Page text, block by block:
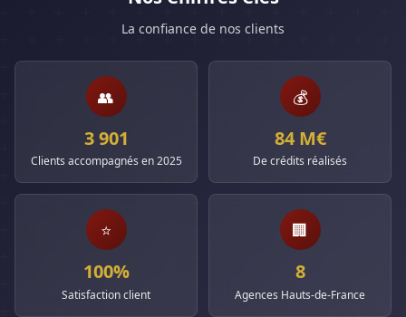
La confiance de nos clients
👥
3 901
Clients accompagnés en 2025
💰
84 M€
De crédits réalisés
⭐
100%
Satisfaction client
🏢
8
Agences Hauts-de-France